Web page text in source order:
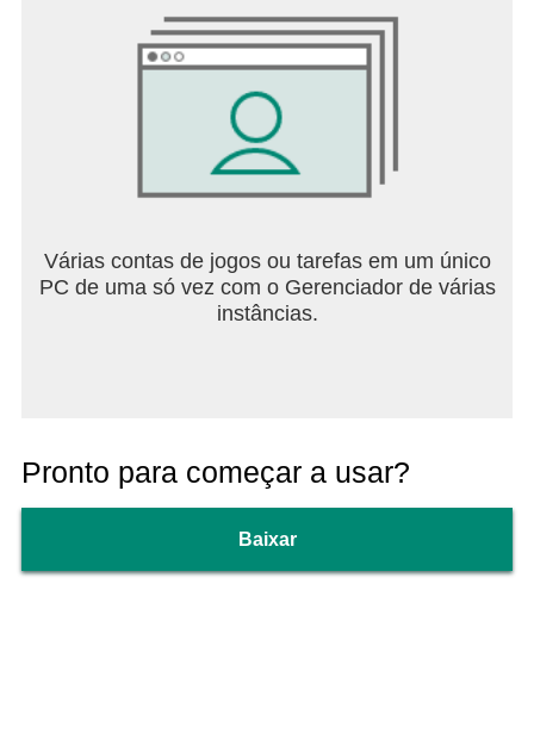
Várias contas de jogos ou tarefas em um único
PC de uma só vez com o Gerenciador de várias
instâncias.
Pronto para começar a usar?
Baixar